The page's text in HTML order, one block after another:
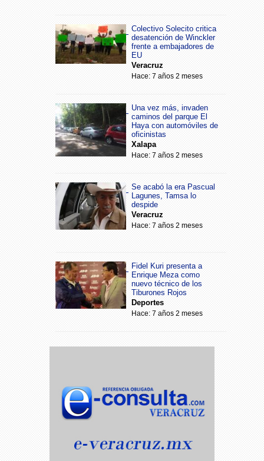
Colectivo Solecito critica
desatención de Winckler
frente a embajadores de
EU
Veracruz
Hace: 7 años 2 meses
Una vez más, invaden
caminos del parque El
Haya con automóviles de
oficinistas
Xalapa
Hace: 7 años 2 meses
Se acabó la era Pascual
Lagunes, Tamsa lo
despide
Veracruz
Hace: 7 años 2 meses
Fidel Kuri presenta a
Enrique Meza como
nuevo técnico de los
Tiburones Rojos
Deportes
Hace: 7 años 2 meses